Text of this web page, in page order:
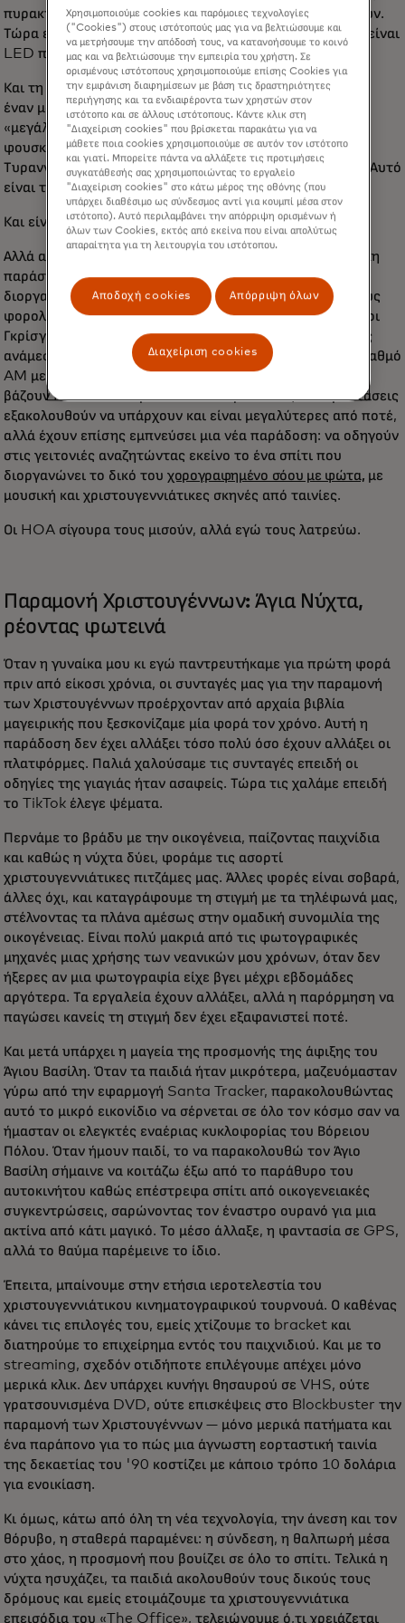
πυρακτώσεως που χρειάζονταν μέρες για να ξεκολλήσουν.
Τώρα είναι ακόμα ένα κουτί με μπερδεμένα φώτα, αλλά είναι
LED που λειτουργούν με χρονοδιακόπτη.
Και τη δεκαετία του '90, αν το διπλανό σπίτι πρόσθεταν
έναν μόνο πλαστικό Άγιο Βασίλη, αυτό θεωρούνταν
«μεγάλο». Αν μου λέγατε τότε ότι μια μέρα θα είχα έναν
φουσκωτό Άγιο Βασίλη ύψους 3 μέτρων να οδηγεί έναν
Τυραννόσαυρο Ρεξ στην μπροστινή αυλή μου, θα έλεγα «Αυτό
είναι τέλειο».
Και είναι φοβερό.
Αλλά αν ήθελες να δεις μια πραγματική χριστουγεννιάτικη
παράσταση με φώτα όταν ήμουν παιδί, έπρεπε να την
διοργανώσει η πόλη, επειδή απαιτούσε χρήματα από τους
φορολογούμενους και το είδος της ενέργειας που μόνο οι
Γκρίσγουολντ μπορούσαν να ανταγωνιστούν. Οδηγώντας
ανάμεσα σε αυτές τις βιτρίνες, ακούγοντας τον μικρό σταθμό
AM με την τραγανή χριστουγεννιάτικη μουσική του, μας
βάζουν πάντα στο εορταστικό πνεύμα. Αυτές οι παραστάσεις
εξακολουθούν να υπάρχουν και είναι μεγαλύτερες από ποτέ,
αλλά έχουν επίσης εμπνεύσει μια νέα παράδοση: να οδηγούν
στις γειτονιές αναζητώντας εκείνο το ένα σπίτι που
διοργανώνει το δικό του χορογραφημένο σόου με φώτα, με
μουσική και χριστουγεννιάτικες σκηνές από ταινίες.
Οι HOA σίγουρα τους μισούν, αλλά εγώ τους λατρεύω.
Παραμονή Χριστουγέννων: Άγια Νύχτα,
ρέοντας φωτεινά
Όταν η γυναίκα μου κι εγώ παντρευτήκαμε για πρώτη φορά
πριν από είκοσι χρόνια, οι συνταγές μας για την παραμονή
των Χριστουγέννων προέρχονταν από αρχαία βιβλία
μαγειρικής που ξεσκονίζαμε μία φορά τον χρόνο. Αυτή η
παράδοση δεν έχει αλλάξει τόσο πολύ όσο έχουν αλλάξει οι
πλατφόρμες. Παλιά χαλούσαμε τις συνταγές επειδή οι
οδηγίες της γιαγιάς ήταν ασαφείς. Τώρα τις χαλάμε επειδή
το TikTok έλεγε ψέματα.
Περνάμε το βράδυ με την οικογένεια, παίζοντας παιχνίδια
και καθώς η νύχτα δύει, φοράμε τις ασορτί
χριστουγεννιάτικες πιτζάμες μας. Άλλες φορές είναι σοβαρά,
άλλες όχι, και καταγράφουμε τη στιγμή με τα τηλέφωνά μας,
στέλνοντας τα πλάνα αμέσως στην ομαδική συνομιλία της
οικογένειας. Είναι πολύ μακριά από τις φωτογραφικές
μηχανές μιας χρήσης των νεανικών μου χρόνων, όταν δεν
ήξερες αν μια φωτογραφία είχε βγει μέχρι εβδομάδες
αργότερα. Τα εργαλεία έχουν αλλάξει, αλλά η παρόρμηση να
παγώσει κανείς τη στιγμή δεν έχει εξαφανιστεί ποτέ.
Και μετά υπάρχει η μαγεία της προσμονής της άφιξης του
Άγιου Βασίλη. Όταν τα παιδιά ήταν μικρότερα, μαζευόμασταν
γύρω από την εφαρμογή Santa Tracker, παρακολουθώντας
αυτό το μικρό εικονίδιο να σέρνεται σε όλο τον κόσμο σαν να
ήμασταν οι ελεγκτές εναέριας κυκλοφορίας του Βόρειου
Πόλου. Όταν ήμουν παιδί, το να παρακολουθώ τον Άγιο
Βασίλη σήμαινε να κοιτάζω έξω από το παράθυρο του
αυτοκινήτου καθώς επέστρεφα σπίτι από οικογενειακές
συγκεντρώσεις, σαρώνοντας τον έναστρο ουρανό για μια
ακτίνα από κάτι μαγικό. Το μέσο άλλαξε, η φαντασία σε GPS,
αλλά το θαύμα παρέμεινε το ίδιο.
Έπειτα, μπαίνουμε στην ετήσια ιεροτελεστία του
χριστουγεννιάτικου κινηματογραφικού τουρνουά. Ο καθένας
κάνει τις επιλογές του, εμείς χτίζουμε το bracket και
διατηρούμε το επιχείρημα εντός του παιχνιδιού. Και με το
streaming, σχεδόν οτιδήποτε επιλέγουμε απέχει μόνο
μερικά κλικ. Δεν υπάρχει κυνήγι θησαυρού σε VHS, ούτε
γρατσουνισμένα DVD, ούτε επισκέψεις στο Blockbuster την
παραμονή των Χριστουγέννων — μόνο μερικά πατήματα και
ένα παράπονο για το πώς μια άγνωστη εορταστική ταινία
της δεκαετίας του '90 κοστίζει με κάποιο τρόπο 10 δολάρια
για ενοικίαση.
Κι όμως, κάτω από όλη τη νέα τεχνολογία, την άνεση και τον
θόρυβο, η σταθερά παραμένει: η σύνδεση, η θαλπωρή μέσα
στο χάος, η προσμονή που βουίζει σε όλο το σπίτι. Τελικά η
νύχτα ησυχάζει, τα παιδιά ακολουθούν τους δικούς τους
δρόμους και εμείς ετοιμάζουμε τα χριστουγεννιάτικα
επεισόδια του «The Office», τελειώνουμε ό,τι χρειάζεται
Χρησιμοποιούμε cookies και παρόμοιες τεχνολογίες
("Cookies") στους ιστότοπούς μας για να βελτιώσουμε και
να μετρήσουμε την απόδοσή τους, να κατανοήσουμε το κοινό
μας και να βελτιώσουμε την εμπειρία του χρήστη. Σε
ορισμένους ιστότοπους χρησιμοποιούμε επίσης Cookies για
την εμφάνιση διαφημίσεων με βάση τις δραστηριότητες
περιήγησης και τα ενδιαφέροντα των χρηστών στον
ιστότοπο και σε άλλους ιστότοπους. Κάντε κλικ στη
"Διαχείριση cookies" που βρίσκεται παρακάτω για να
μάθετε ποια cookies χρησιμοποιούμε σε αυτόν τον ιστότοπο
και γιατί. Μπορείτε πάντα να αλλάξετε τις προτιμήσεις
συγκατάθεσής σας χρησιμοποιώντας το εργαλείο
"Διαχείριση cookies" στο κάτω μέρος της οθόνης (που
υπάρχει διαθέσιμο ως σύνδεσμος αντί για κουμπί μέσα στον
ιστότοπο). Αυτό περιλαμβάνει την απόρριψη ορισμένων ή
όλων των Cookies, εκτός από εκείνα που είναι απολύτως
απαραίτητα για τη λειτουργία του ιστότοπου.
Αποδοχή cookies Απόρριψη όλων
Διαχείριση cookies